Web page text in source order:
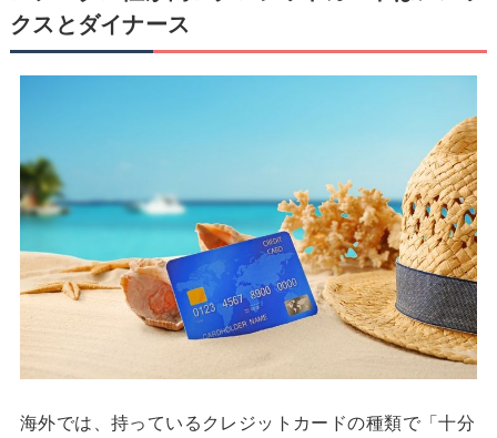
クスとダイナース
海外では、持っているクレジットカードの種類で「十分